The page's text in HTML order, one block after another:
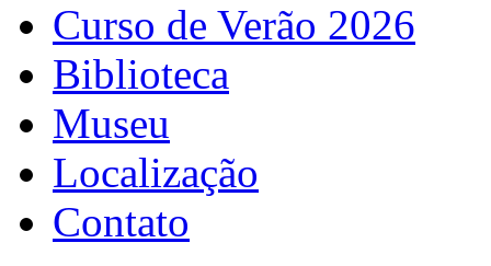
Curso de Verão 2026
Biblioteca
Museu
Localização
Contato